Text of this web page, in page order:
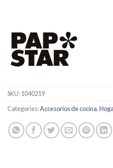
SKU:1040219
Categories:Accesorios de cocina,